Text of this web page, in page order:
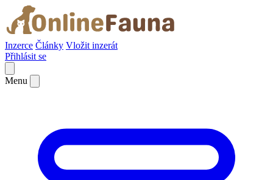
Inzerce Články Vložit inzerát
Přihlásit se
Menu